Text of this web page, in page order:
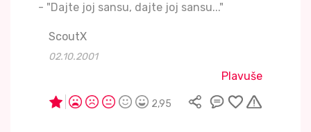
- "Dajte joj sansu, dajte joj sansu..."
ScoutX
02.10.2001
Plavuše
2,95